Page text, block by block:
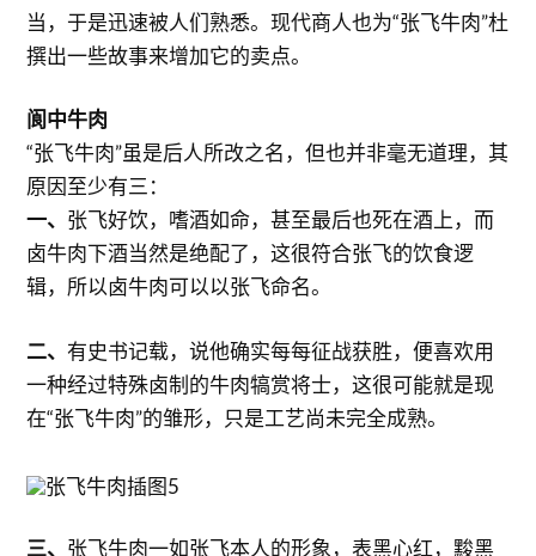
当，于是迅速被人们熟悉。现代商人也为“张飞牛肉”杜
撰出一些故事来增加它的卖点。
阆中牛肉
“张飞牛肉”虽是后人所改之名，但也并非毫无道理，其
原因至少有三：
一、 张飞好饮，嗜酒如命，甚至最后也死在酒上，而
卤牛肉下酒当然是绝配了，这很符合张飞的饮食逻
辑，所以卤牛肉可以以张飞命名。
二、 有史书记载，说他确实每每征战获胜，便喜欢用
一种经过特殊卤制的牛肉犒赏将士，这很可能就是现
在“张飞牛肉”的雏形，只是工艺尚未完全成熟。
三、 张飞牛肉一如张飞本人的形象，表黑心红，黢黑